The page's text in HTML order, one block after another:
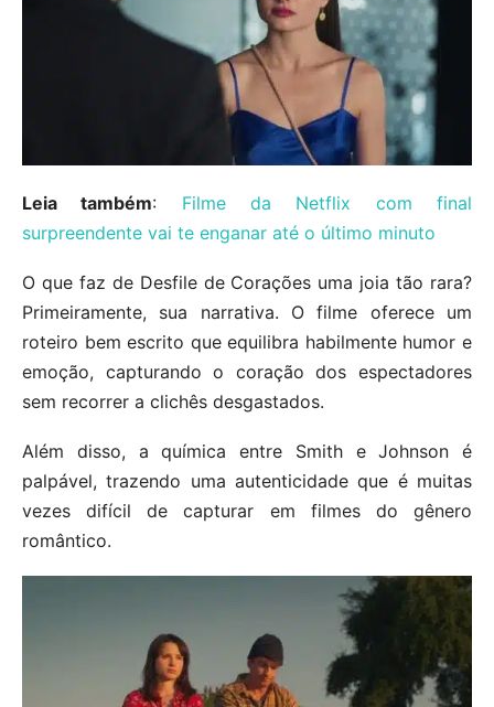
Leia também: Filme da Netflix com final
surpreendente vai te enganar até o último minuto
O que faz de Desfile de Corações uma joia tão rara?
Primeiramente, sua narrativa. O filme oferece um
roteiro bem escrito que equilibra habilmente humor e
emoção, capturando o coração dos espectadores
sem recorrer a clichês desgastados.
Além disso, a química entre Smith e Johnson é
palpável, trazendo uma autenticidade que é muitas
vezes difícil de capturar em filmes do gênero
romântico.